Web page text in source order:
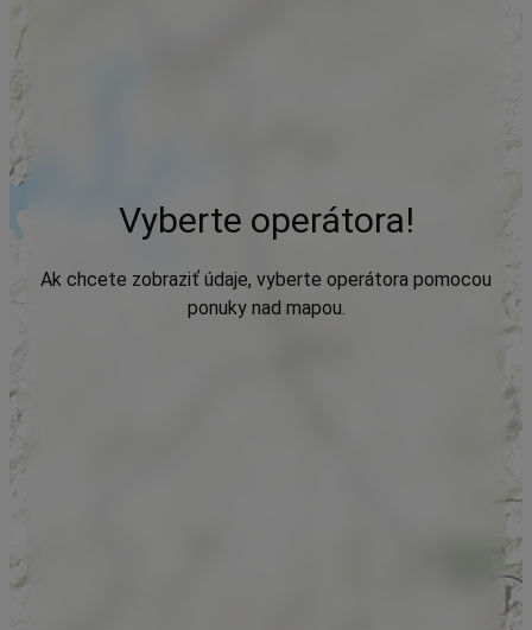
Vyberte operátora!
Ak chcete zobraziť údaje, vyberte operátora pomocou
ponuky nad mapou.